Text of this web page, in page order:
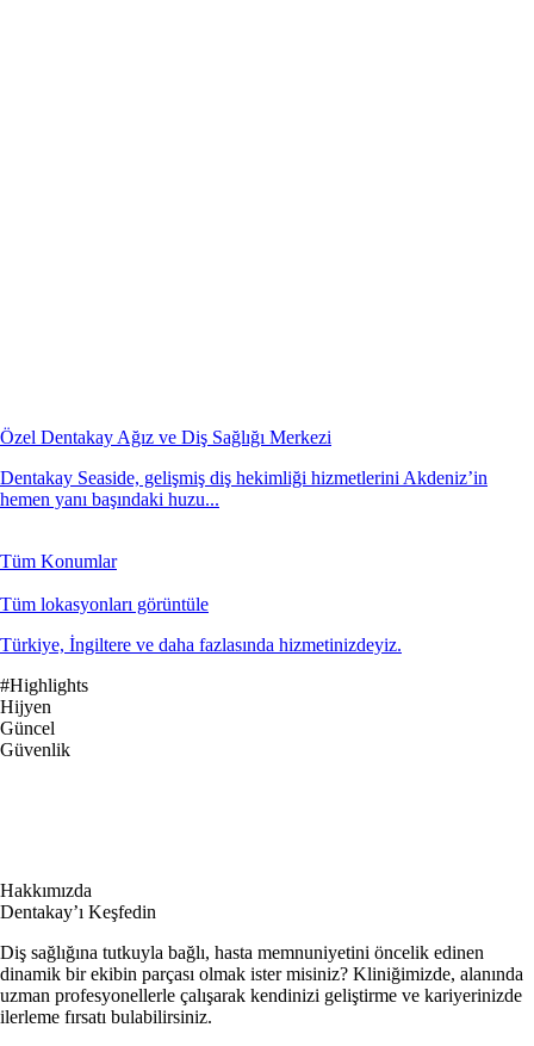
Özel Dentakay Ağız ve Diş Sağlığı Merkezi
Dentakay Seaside, gelişmiş diş hekimliği hizmetlerini Akdeniz’in
hemen yanı başındaki huzu...
Tüm Konumlar
Tüm lokasyonları görüntüle
Türkiye, İngiltere ve daha fazlasında hizmetinizdeyiz.
#Highlights
Hijyen
Güncel
Güvenlik
Hakkımızda
Dentakay’ı Keşfedin
Diş sağlığına tutkuyla bağlı, hasta memnuniyetini öncelik edinen
dinamik bir ekibin parçası olmak ister misiniz? Kliniğimizde, alanında
uzman profesyonellerle çalışarak kendinizi geliştirme ve kariyerinizde
ilerleme fırsatı bulabilirsiniz.